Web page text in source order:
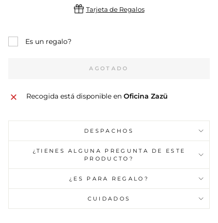
Tarjeta de Regalos
Es un regalo?
AGOTADO
Recogida está disponible en Oficina Zazü
DESPACHOS
¿TIENES ALGUNA PREGUNTA DE ESTE
PRODUCTO?
¿ES PARA REGALO?
CUIDADOS